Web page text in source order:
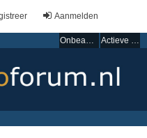
Aanmelden
Onbeantwoorde onderwerpen Actieve onderwerpen